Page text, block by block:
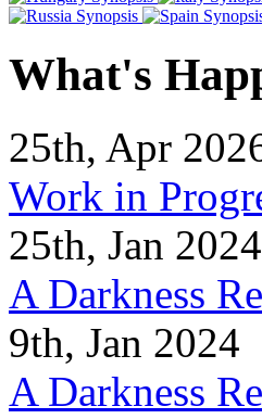
What's
25th, Apr
Work in
25th, Jan 2024
A Darkness
9th, Jan 2024
A Darkness